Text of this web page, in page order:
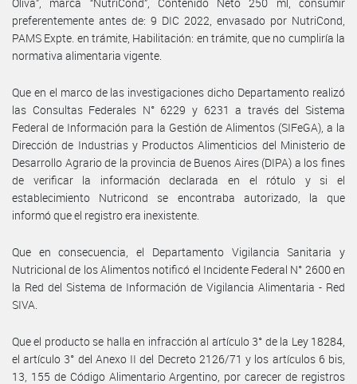
preferentemente antes de: 9 DIC 2022, envasado por NutriCond,
PAMS Expte. en trámite, Habilitación: en trámite, que no cumpliría la
normativa alimentaria vigente.
Que en el marco de las investigaciones dicho Departamento realizó
las Consultas Federales N° 6229 y 6231 a través del Sistema
Federal de Información para la Gestión de Alimentos (SIFeGA), a la
Dirección de Industrias y Productos Alimenticios del Ministerio de
Desarrollo Agrario de la provincia de Buenos Aires (DIPA) a los fines
de verificar la información declarada en el rótulo y si el
establecimiento Nutricond se encontraba autorizado, la que
informó que el registro era inexistente.
Que en consecuencia, el Departamento Vigilancia Sanitaria y
Nutricional de los Alimentos notificó el Incidente Federal N° 2600 en
la Red del Sistema de Información de Vigilancia Alimentaria - Red
SIVA.
Que el producto se halla en infracción al artículo 3° de la Ley 18284,
el artículo 3° del Anexo II del Decreto 2126/71 y los artículos 6 bis,
13, 155 de Código Alimentario Argentino, por carecer de registros